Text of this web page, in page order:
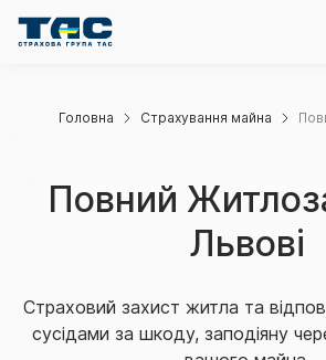
Головна Страхування майна
Повний
Львові
Страховий захист житла та
сусідами за шкоду, заподіяну